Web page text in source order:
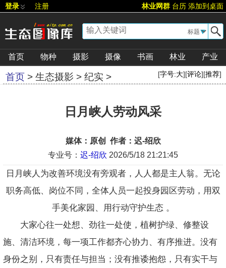
登录 注册 林业网群 台历 添加到桌面
▼
首页 物种 摄影 摄像 书画 林业 产业
首页 > 生态摄影 > 纪实 > [字号:大][评论][推荐]
日月峡人劳动风采
媒体：原创 作者：迟-绍欣
专业号： 迟-绍欣 2026/5/18 21:21:45
日月峡人为改善环境没有旁观者，人人都是主人翁。无论
职务高低、岗位不同，全体人员一起投身园区劳动，用双
手美化家园、用行动守护生态 。
大家心往一处想、劲往一处使，植树护绿、修整设
施、清洁环境，每一项工作都齐心协力、有序推进。没有
身份之别，只有责任与担当；没有推诿抱怨，只有实干与